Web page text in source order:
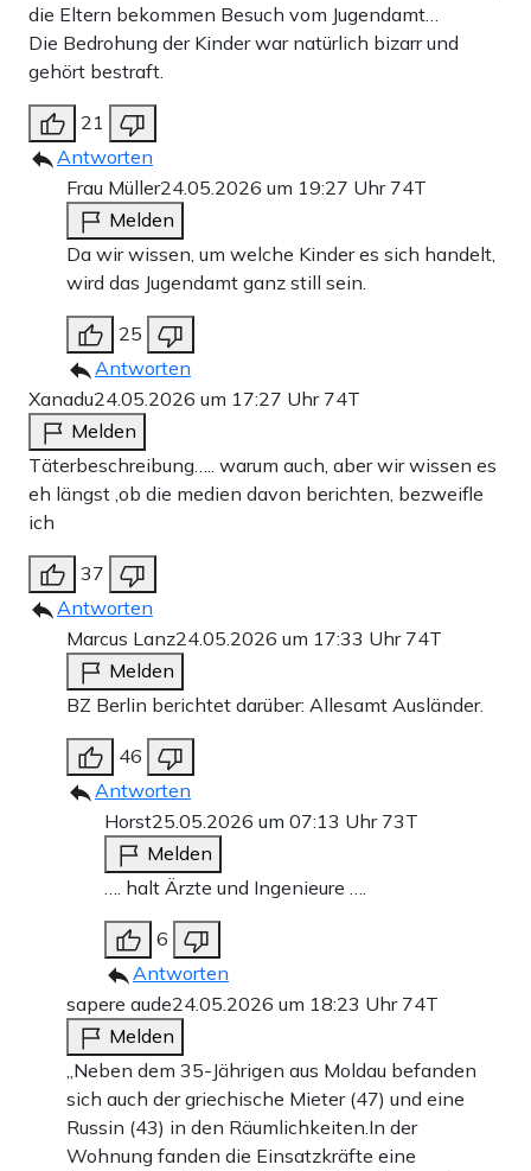
die Eltern bekommen Besuch vom Jugendamt…
Die Bedrohung der Kinder war natürlich bizarr und
gehört bestraft.
21
Antworten
Frau Müller24.05.2026 um 19:27 Uhr 74T
Melden
Da wir wissen, um welche Kinder es sich handelt,
wird das Jugendamt ganz still sein.
25
Antworten
Xanadu24.05.2026 um 17:27 Uhr 74T
Melden
Täterbeschreibung….. warum auch, aber wir wissen es
eh längst ,ob die medien davon berichten, bezweifle
ich
37
Antworten
Marcus Lanz24.05.2026 um 17:33 Uhr 74T
Melden
BZ Berlin berichtet darüber: Allesamt Ausländer.
46
Antworten
Horst25.05.2026 um 07:13 Uhr 73T
Melden
…. halt Ärzte und Ingenieure ….
6
Antworten
sapere aude24.05.2026 um 18:23 Uhr 74T
Melden
„Neben dem 35-Jährigen aus Moldau befanden
sich auch der griechische Mieter (47) und eine
Russin (43) in den Räumlichkeiten.In der
Wohnung fanden die Einsatzkräfte eine